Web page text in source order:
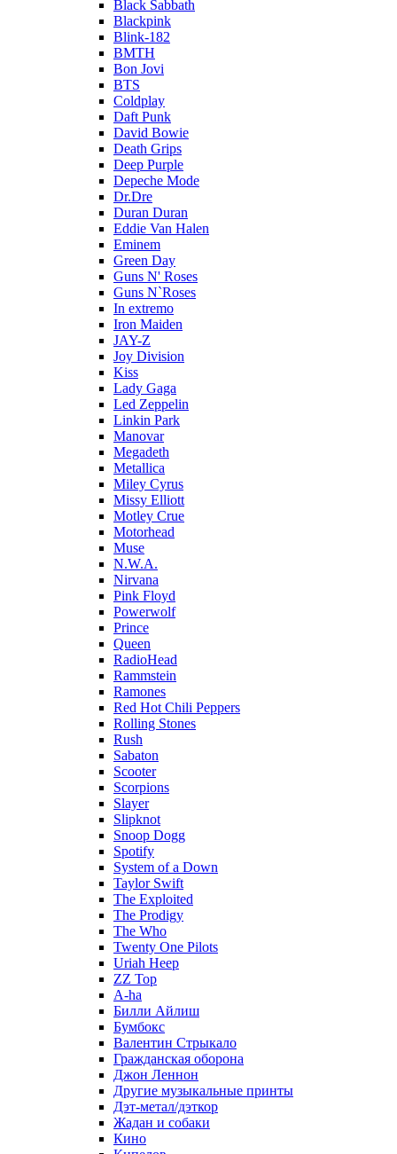
Black Sabbath
Blackpink
Blink-182
BMTH
Bon Jovi
BTS
Coldplay
Daft Punk
David Bowie
Death Grips
Deep Purple
Depeche Mode
Dr.Dre
Duran Duran
Eddie Van Halen
Eminem
Green Day
Guns N' Roses
Guns N`Roses
In extremo
Iron Maiden
JAY-Z
Joy Division
Kiss
Lady Gaga
Led Zeppelin
Linkin Park
Manovar
Megadeth
Metallica
Miley Cyrus
Missy Elliott
Motley Crue
Motorhead
Muse
N.W.A.
Nirvana
Pink Floyd
Powerwolf
Prince
Queen
RadioHead
Rammstein
Ramones
Red Hot Chili Peppers
Rolling Stones
Rush
Sabaton
Scooter
Scorpions
Slayer
Slipknot
Snoop Dogg
Spotify
System of a Down
Taylor Swift
The Exploited
The Prodigy
The Who
Twenty One Pilots
Uriah Heep
ZZ Top
А-ha
Билли Айлиш
Бумбокс
Валентин Стрыкало
Гражданская оборона
Джон Леннон
Другие музыкальные принты
Дэт-метал/дэткор
Жадан и собаки
Кино